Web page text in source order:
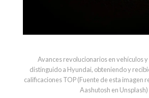
Avances revolucionarios en vehículos
distinguido a Hyundai, obteniendo y
calificaciones TOP (Fuente de esta imagen
Aashutosh en Unsplash)